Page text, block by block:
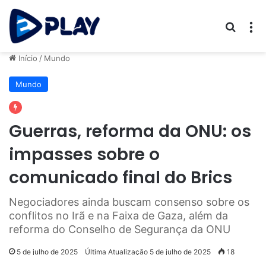
Início / Mundo
Mundo
Guerras, reforma da ONU: os
impasses sobre o
comunicado final do Brics
Negociadores ainda buscam consenso sobre os
conflitos no Irã e na Faixa de Gaza, além da
reforma do Conselho de Segurança da ONU
5 de julho de 2025 Última Atualização 5 de julho de 2025 18